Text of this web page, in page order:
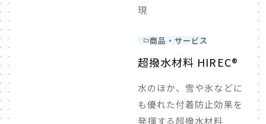
現
商品・サービス
超撥水材料 HIREC®
水のほか、雪や氷などに
も優れた付着防止効果を
発揮する超撥水材料